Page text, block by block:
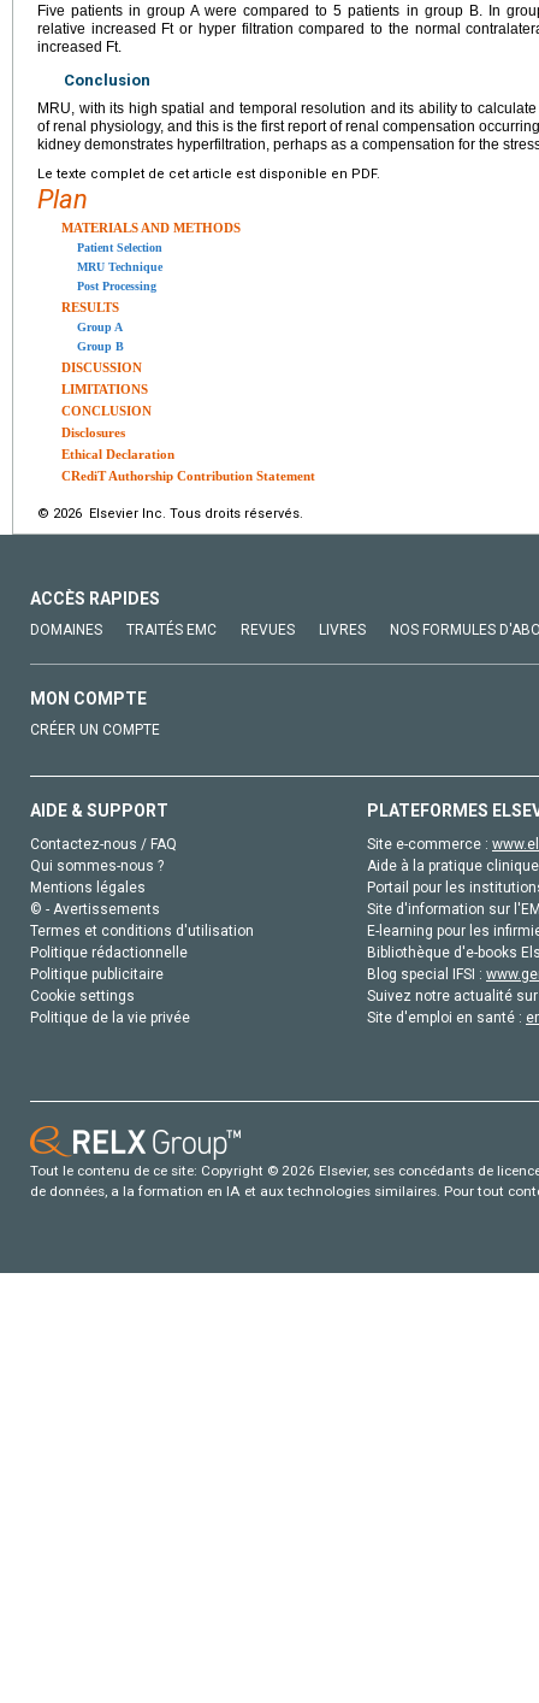
Five patients in group A were compared to 5 patients in group B. In
relative increased Ft or hyper filtration compared to the normal
increased Ft.
Conclusion
MRU, with its high spatial and temporal resolution and its ability to
of renal physiology, and this is the first report of renal compensation
kidney demonstrates hyperfiltration, perhaps as a compensation for the
Le texte complet de cet article est disponible en PDF.
Plan
MATERIALS AND METHODS
Patient Selection
MRU Technique
Post Processing
RESULTS
Group A
Group B
DISCUSSION
LIMITATIONS
CONCLUSION
Disclosures
Ethical Declaration
CRediT Authorship Contribution Statement
© 2026 Elsevier Inc. Tous droits réservés.
ACCÈS RAPIDES
DOMAINES TRAITÉS EMC REVUES LIVRES NOS FORMULES
MON COMPTE
CRÉER UN COMPTE
AIDE & SUPPORT
Contactez-nous / FAQ
Qui sommes-nous ?
Mentions légales
© - Avertissements
Termes et conditions d'utilisation
Politique rédactionnelle
Politique publicitaire
Cookie settings
Politique de la vie privée
PLATEFORMES
Site e-commerce :
Aide à la pratique
Portail pour les
Site d'information sur
E-learning pour les
Bibliothèque d'e-books
Blog special IFSI :
Suivez notre actualité
Site d'emploi en santé :
Tout le contenu de ce site: Copyright © 2026 Elsevier, ses concédants de
de données, a la formation en IA et aux technologies similaires. Pour tout